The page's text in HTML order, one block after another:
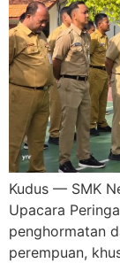
Kudus — SMK
Upacara
penghormatan
perempuan,